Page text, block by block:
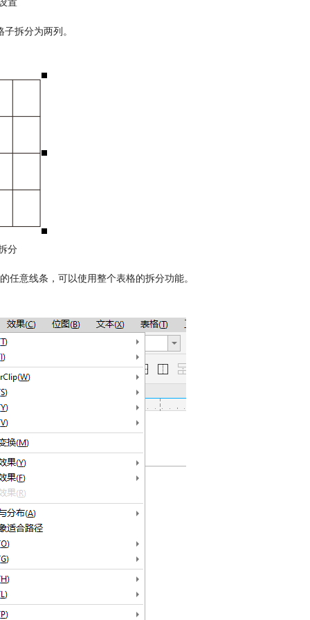
置
拆分为两列。
分
任意线条，可以使用整个表格的拆分功能。